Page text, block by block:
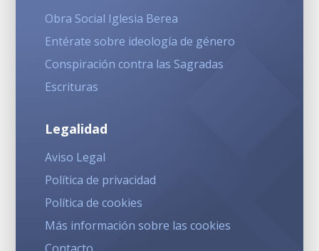
Obra Social Iglesia Berea
Entérate sobre ideología de género
Conspiración contra las Sagradas
Escrituras
Legalidad
Aviso Legal
Política de privacidad
Política de cookies
Más información sobre las cookies